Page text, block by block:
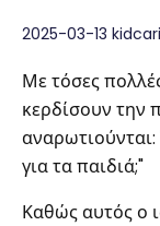
2025-03-13
Με τόσες
κερδίσουν την
για τα παιδιά;"
Καθώς αυτός ο